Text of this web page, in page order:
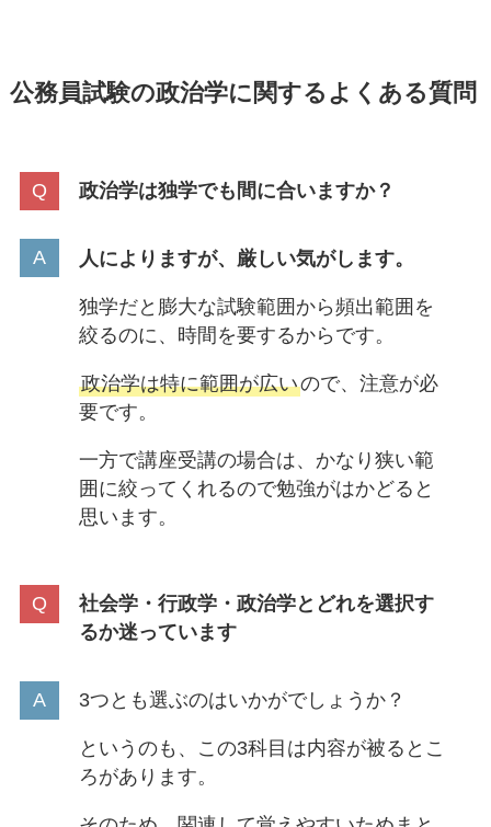
公務員試験の政治学に関するよくある質問
政治学は独学でも間に合いますか？
人によりますが、厳しい気がします。
独学だと膨大な試験範囲から頻出範囲を
絞るのに、時間を要するからです。
政治学は特に範囲が広いので、注意が必
要です。
一方で講座受講の場合は、かなり狭い範
囲に絞ってくれるので勉強がはかどると
思います。
社会学・行政学・政治学とどれを選択す
るか迷っています
3つとも選ぶのはいかがでしょうか？
というのも、この3科目は内容が被るとこ
ろがあります。